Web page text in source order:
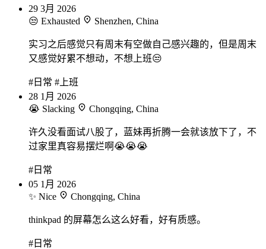
29 3月 2026
😒 Exhausted
Shenzhen, China
实习之后感觉只有周末有空做自己感兴趣的，但是周末
又感觉好累不想动，不想上班😒
#日常 #上班
28 1月 2026
😭 Slacking
Chongqing, China
许久没看面试八股了，蓝妹再折腾一会就该放下了，不
过家里真容易摆烂啊😭😭😭
#日常
05 1月 2026
✨ Nice
Chongqing, China
thinkpad 的屏幕怎么这么好看，好有质感。
#日常